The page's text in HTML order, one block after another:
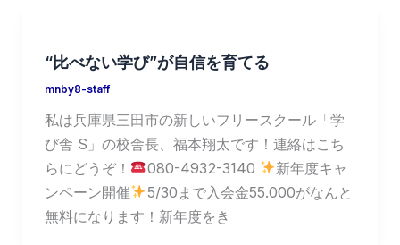
“比べない学び”が自信を育てる
mnby8-staff
私は兵庫県三田市の新しいフリースクール「学
び舎 S」の校舎長、福本翔太です！連絡はこち
らにどうぞ！
080-4932-3140
新年度キャ
ンペーン開催
5/30まで入会金55.000がなんと
無料になります！新年度をき